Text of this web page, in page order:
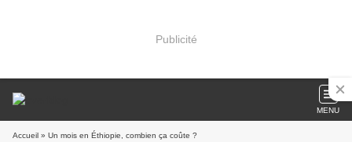
Publicité
MENU
Accueil » Un mois en Éthiopie, combien ça coûte ?